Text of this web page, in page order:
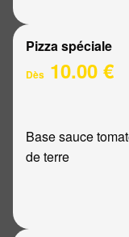
Pizza spéciale
Dès 10.00 €
Base sauce
de terre